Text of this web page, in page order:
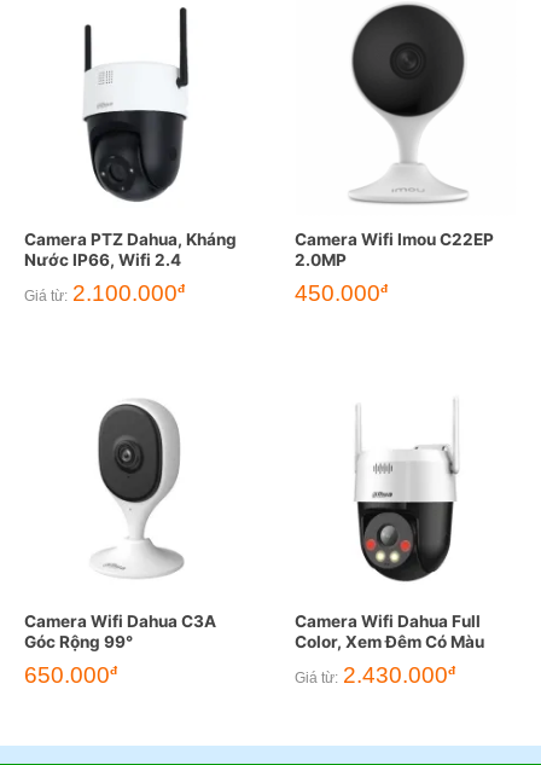
Camera PTZ Dahua, Kháng
Nước IP66, Wifi 2.4
Giá từ: 2.100.000đ
Camera Wifi Imou C22EP
2.0MP
450.000đ
Camera Wifi Dahua C3A
Góc Rộng 99°
650.000đ
Camera Wifi Dahua Full
Color, Xem Đêm Có Màu
Giá từ: 2.430.000đ